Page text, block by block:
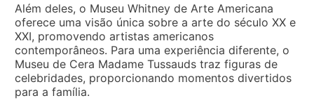
Além deles, o Museu Whitney de Arte Americana
oferece uma visão única sobre a arte do século XX e
XXI, promovendo artistas americanos
contemporâneos. Para uma experiência diferente, o
Museu de Cera Madame Tussauds traz figuras de
celebridades, proporcionando momentos divertidos
para a família.